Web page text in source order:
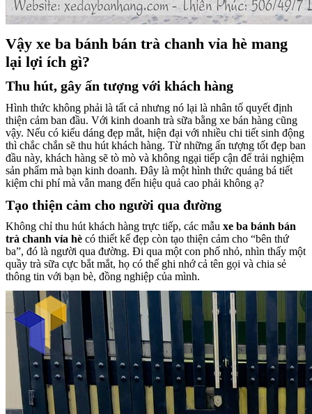
Vậy xe ba bánh bán trà chanh vỉa hè mang
lại lợi ích gì?
Thu hút, gây ấn tượng với khách hàng
Hình thức không phải là tất cả nhưng nó lại là nhân tố quyết định
thiện cảm ban đầu. Với kinh doanh trà sữa bằng xe bán hàng cũng
vậy. Nếu có kiểu dáng đẹp mắt, hiện đại với nhiều chi tiết sinh động
thì chắc chắn sẽ thu hút khách hàng. Từ những ấn tượng tốt đẹp ban
đầu này, khách hàng sẽ tò mò và không ngại tiếp cận để trải nghiệm
sản phẩm mà bạn kinh doanh. Đây là một hình thức quảng bá tiết
kiệm chi phí mà vẫn mang đến hiệu quả cao phải không ạ?
Tạo thiện cảm cho người qua đường
Không chỉ thu hút khách hàng trực tiếp, các mẫu xe ba bánh bán
trà chanh vỉa hè có thiết kế đẹp còn tạo thiện cảm cho “bên thứ
ba”, đó là người qua đường. Đi qua một con phố nhỏ, nhìn thấy một
quầy trà sữa cực bắt mắt, họ có thể ghi nhớ cả tên gọi và chia sẻ
thông tin với bạn bè, đồng nghiệp của mình.